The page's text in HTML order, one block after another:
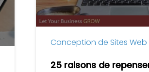
Web
Conception de Sites Web
25 raisons de